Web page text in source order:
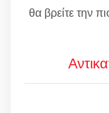
θα βρείτε την